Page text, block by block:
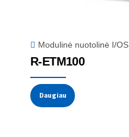
Modulinė nuotolinė I/OS
R-ETM100
Daugiau